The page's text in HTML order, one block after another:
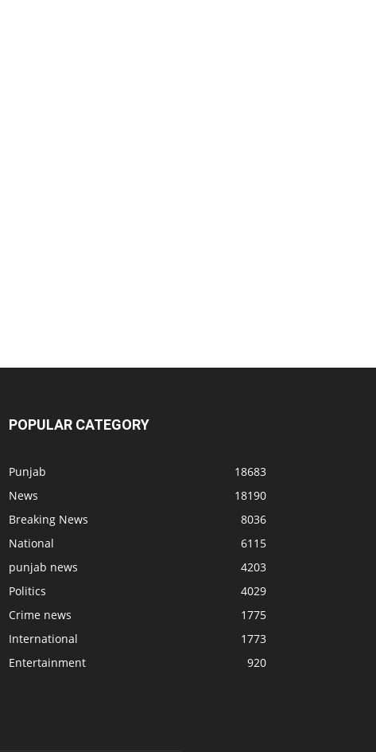
POPULAR CATEGORY
Punjab
18683
News
18190
Breaking News
8036
National
6115
punjab news
4203
Politics
4029
Crime news
1775
International
1773
Entertainment
920